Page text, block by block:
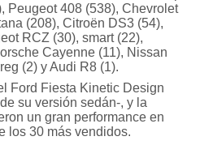
Peugeot 408 (538), Chevrolet
(208), Citroën DS3 (54),
RCZ (30), smart (22),
Cayenne (11), Nissan
(2) y Audi R8 (1).
Ford Fiesta Kinetic Design
su versión sedán-, y la
un gran performance en
los 30 más vendidos.